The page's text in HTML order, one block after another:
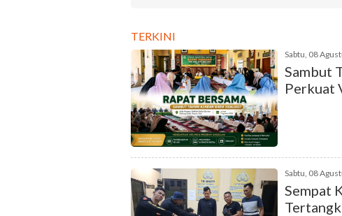
TERKINI
Sabtu, 08
Sambut
Perkuat
Sabtu, 08
Sempat